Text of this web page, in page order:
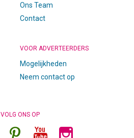
Ons Team
Contact
VOOR ADVERTEERDERS
Mogelijkheden
Neem contact op
VOLG ONS OP